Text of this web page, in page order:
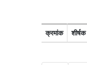
क्रमांक शीर्षक